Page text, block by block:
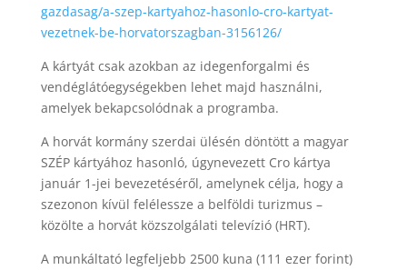
gazdasag/a-szep-kartyahoz-hasonlo-cro-kartyat-
vezetnek-be-horvatorszagban-3156126/
A kártyát csak azokban az idegenforgalmi és
vendéglátóegységekben lehet majd használni,
amelyek bekapcsolódnak a programba.
A horvát kormány szerdai ülésén döntött a magyar
SZÉP kártyához hasonló, úgynevezett Cro kártya
január 1-jei bevezetéséről, amelynek célja, hogy a
szezonon kívül felélessze a belföldi turizmus –
közölte a horvát közszolgálati televízió (HRT).
A munkáltató legfeljebb 2500 kuna (111 ezer forint)